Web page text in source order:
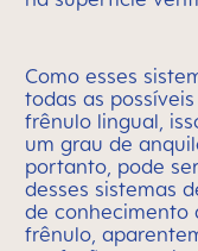
Como esses
todas as
frênulo lingual,
um grau de
portanto, pode
desses sistemas
de conhecimento
frênulo,